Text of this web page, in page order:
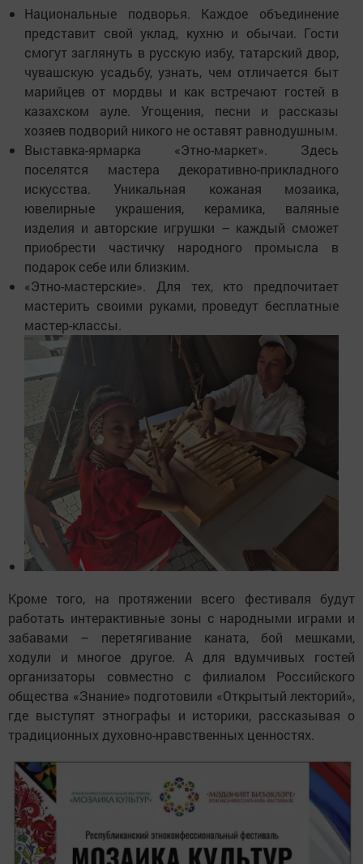
Национальные подворья. Каждое объединение
представит свой уклад, кухню и обычаи. Гости
смогут заглянуть в русскую избу, татарский двор,
чувашскую усадьбу, узнать, чем отличается быт
марийцев от мордвы и как встречают гостей в
казахском ауле. Угощения, песни и рассказы
хозяев подворий никого не оставят равнодушным.
Выставка-ярмарка «Этно-маркет». Здесь
поселятся мастера декоративно-прикладного
искусства. Уникальная кожаная мозаика,
ювелирные украшения, керамика, валяные
изделия и авторские игрушки – каждый сможет
приобрести частичку народного промысла в
подарок себе или близким.
«Этно-мастерские». Для тех, кто предпочитает
мастерить своими руками, проведут бесплатные
мастер-классы.
Кроме того, на протяжении всего фестиваля будут
работать интерактивные зоны с народными играми и
забавами – перетягивание каната, бой мешками,
ходули и многое другое. А для вдумчивых гостей
организаторы совместно с филиалом Российского
общества «Знание» подготовили «Открытый лекторий»,
где выступят этнографы и историки, рассказывая о
традиционных духовно-нравственных ценностях.